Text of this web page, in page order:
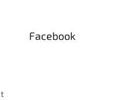
Facebook